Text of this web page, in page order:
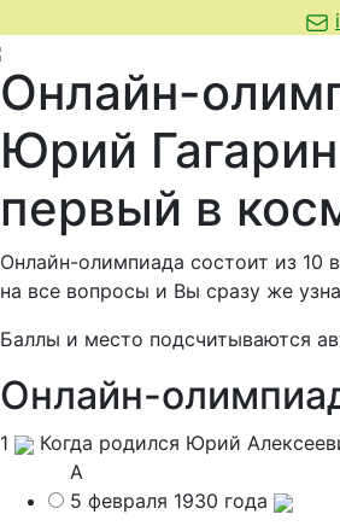
Онлайн-
Юрий
первый в
Онлайн-олимпиада состоит из 10
на все вопросы и Вы сразу же
Баллы и место подсчитываются
Онлайн-
1
Когда родился Юрий
A
5 февраля 1930 года